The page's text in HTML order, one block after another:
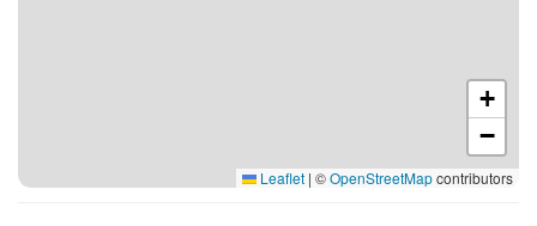
+
−
Leaflet | ©OpenStreetMapcontributors